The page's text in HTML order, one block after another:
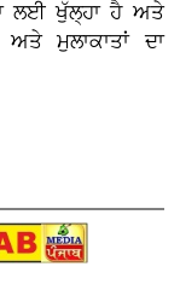
ਲਈ ਖੁੱਲ੍ਹਾ ਹੈ ਅਤੇ
ਮੁਲਾਕਾਤਾਂ ਦਾ